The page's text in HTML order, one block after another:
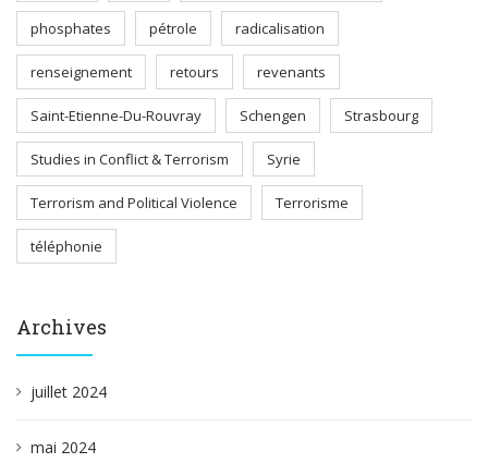
phosphates pétrole radicalisation
renseignement retours revenants
Saint-Etienne-Du-Rouvray Schengen Strasbourg
Studies in Conflict & Terrorism Syrie
Terrorism and Political Violence Terrorisme
téléphonie
Archives
juillet 2024
mai 2024